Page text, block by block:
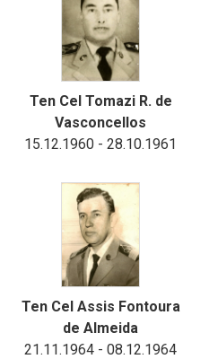
Ten Cel Tomazi R. de
Vasconcellos
15.12.1960 - 28.10.1961
Ten Cel Assis Fontoura
de Almeida
21.11.1964 - 08.12.1964